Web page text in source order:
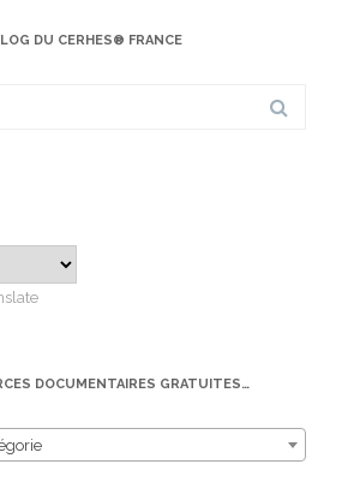
DU CERHES® FRANCE
DOCUMENTAIRES GRATUITES…